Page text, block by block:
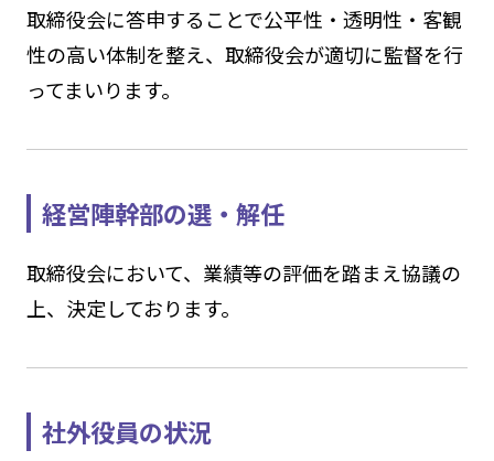
取締役会に答申することで公平性・透明性・客観
性の高い体制を整え、取締役会が適切に監督を行
ってまいります。
経営陣幹部の選・解任
取締役会において、業績等の評価を踏まえ協議の
上、決定しております。
社外役員の状況